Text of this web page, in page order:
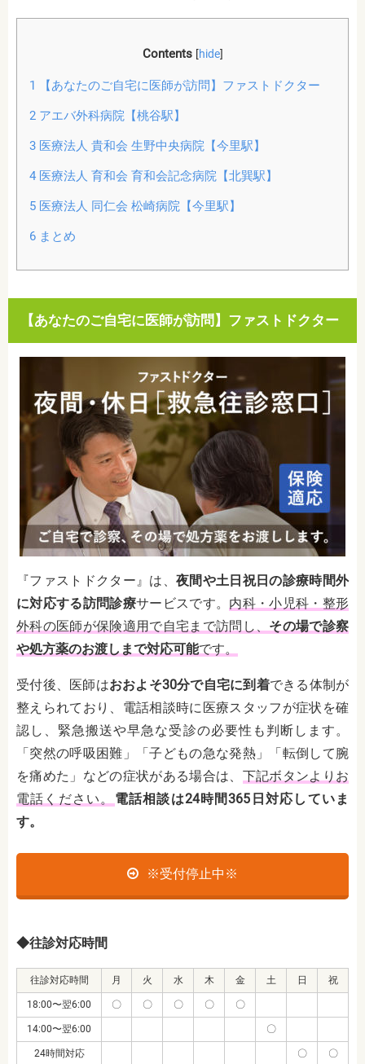
Contents [hide]
1 【あなたのご自宅に医師が訪問】ファストドクター
2アエバ外科病院【桃谷駅】
3医療法人 貴和会 生野中央病院【今里駅】
4医療法人 育和会 育和会記念病院【北巽駅】
5医療法人 同仁会 松崎病院【今里駅】
6まとめ
【あなたのご自宅に医師が訪問】ファストドクター
『ファストドクター』は、 夜間や土日祝日の診療時間外
に対応する訪問診療サービスです。 内科・小児科・整形
外科の医師が保険適用で自宅まで訪問し、 その場で診察
や処方薬のお渡しまで対応可能です。
受付後、医師はおおよそ30分で自宅に到着できる体制が
整えられており、電話相談時に医療スタッフが症状を確
認し、緊急搬送や早急な受診の必要性も判断します。
「突然の呼吸困難」「子どもの急な発熱」「転倒して腕
を痛めた」などの症状がある場合は、 下記ボタンよりお
電話ください。 電話相談は24時間365日対応していま
す。
※受付停止中※
◆往診対応時間
往診対応時間 月 火 水 木 金 土 日 祝
18:00〜翌6:00 〇 〇 〇 〇 〇
14:00〜翌6:00 〇
24時間対応 〇 〇